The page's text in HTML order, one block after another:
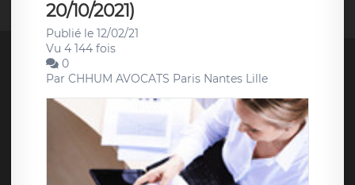
20/10/2021)
Publié le 12/02/21
Vu 4 144 fois
0
Par CHHUM AVOCATS Paris Nantes Lille